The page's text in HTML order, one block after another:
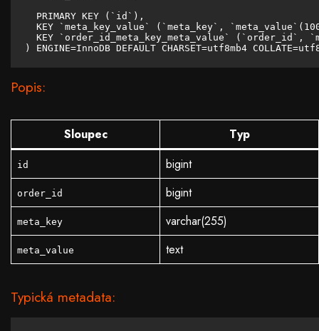
  PRIMARY KEY (`id`),
KEY `meta_key_value` (`meta_key`,
KEY `order_id_meta_key_meta_value` (`order_id`,
) ENGINE=InnoDB DEFAULT CHARSET=utf8mb4
Popis:
Sloupec Typ
id bigint
order_id bigint
meta_key varchar(255)
meta_value text
Typická metadata: